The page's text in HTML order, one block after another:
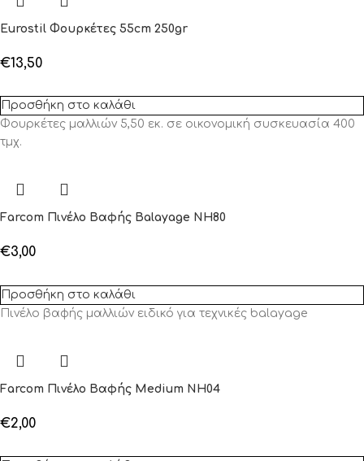
Eurostil Φουρκέτες 55cm 250gr
€13,50
Προσθήκη στο καλάθι
Φουρκέτες μαλλιών 5,50 εκ. σε οικονομική συσκευασία 400
τμχ.
Farcom Πινέλο Βαφής Balayage ΝΗ80
€3,00
Προσθήκη στο καλάθι
Πινέλο βαφής μαλλιών ειδικό για τεχνικές balayage
Farcom Πινέλο Βαφής Medium NH04
€2,00